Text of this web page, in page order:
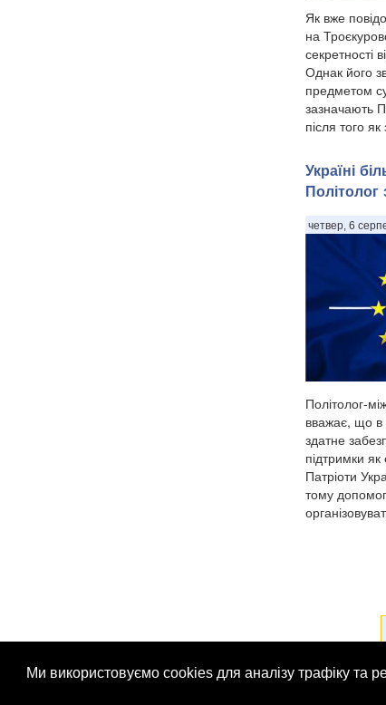
Ми використовуємо cookies для аналізу трафіку та
Як вже
на
секретності
Однак його
предметом
зазначають
після того
Україні
Політолог
четвер, 6
Політолог-
вважає, що
здатне
підтримки
Патріоти
тому